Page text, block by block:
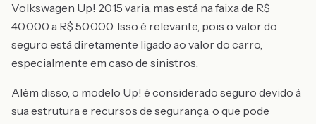
Volkswagen Up! 2015 varia, mas está na faixa de R$
40.000 a R$ 50.000. Isso é relevante, pois o valor do
seguro está diretamente ligado ao valor do carro,
especialmente em caso de sinistros.
Além disso, o modelo Up! é considerado seguro devido à
sua estrutura e recursos de segurança, o que pode